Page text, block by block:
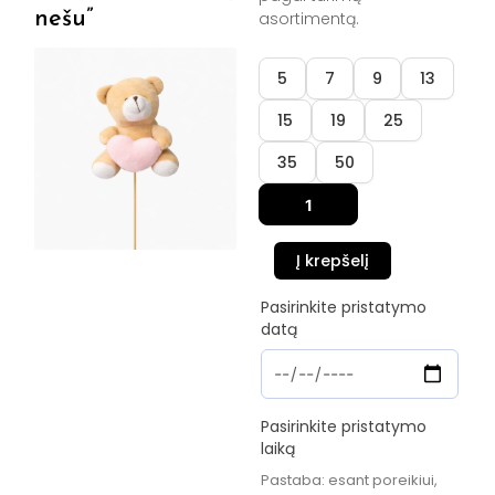
nešu”
asortimentą.
5 7 9
13
15
19
25
35
50
produkto
kiekis:
Dovanėlė
"Širdutę
nešu"
Į krepšelį
Pasirinkite pristatymo
datą
Pasirinkite pristatymo
laiką
Pastaba: esant poreikiui,